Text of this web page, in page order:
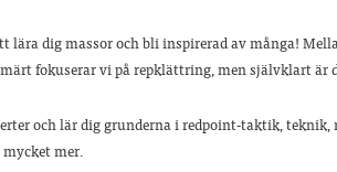
lära dig massor och bli inspirerad av många!
fokuserar vi på repklättring, men självklart är
och lär dig grunderna i redpoint-taktik,
mer.